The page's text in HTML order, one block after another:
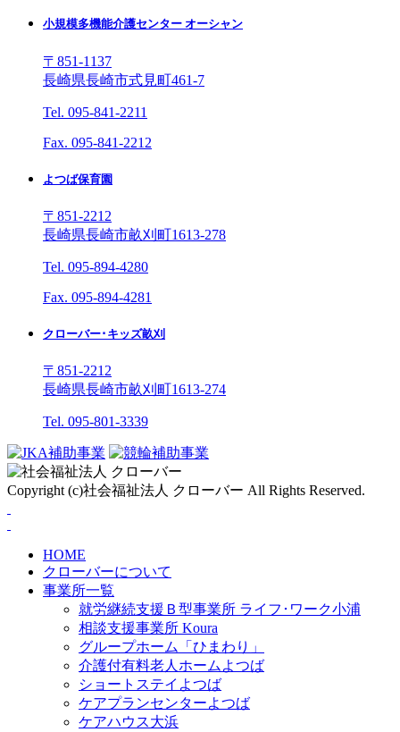
小規模多機能介護センター オーシャン
〒851-1137
長崎県長崎市式見町461-7
Tel. 095-841-2211
Fax. 095-841-2212
よつば保育園
〒851-2212
長崎県長崎市畝刈町1613-278
Tel. 095-894-4280
Fax. 095-894-4281
クローバー･キッズ畝刈
〒851-2212
長崎県長崎市畝刈町1613-274
Tel. 095-801-3339
Copyright (c)社会福祉法人 クローバー All Rights Reserved.
HOME
クローバーについて
事業所一覧
就労継続支援Ｂ型事業所 ライフ･ワーク小浦
相談支援事業所 Koura
グループホーム「ひまわり」
介護付有料老人ホームよつば
ショートステイよつば
ケアプランセンターよつば
ケアハウス大浜